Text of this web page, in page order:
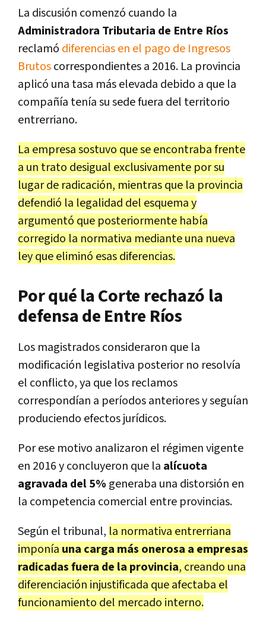
La discusión comenzó cuando la
Administradora Tributaria de Entre Ríos
reclamó diferencias en el pago de Ingresos
Brutoscorrespondientes a 2016. La provincia
aplicó una tasa más elevada debido a que la
compañía tenía su sede fuera del territorio
entrerriano.
La empresa sostuvo que se encontraba frente
a un trato desigual exclusivamente por su
lugar de radicación, mientras que la provincia
defendió la legalidad del esquema y
argumentó que posteriormente había
corregido la normativa mediante una nueva
ley que eliminó esas diferencias.
Por qué la Corte rechazó la
defensa de Entre Ríos
Los magistrados consideraron que la
modificación legislativa posterior no resolvía
el conflicto, ya que los reclamos
correspondían a períodos anteriores y seguían
produciendo efectos jurídicos.
Por ese motivo analizaron el régimen vigente
en 2016 y concluyeron que la alícuota
agravada del 5% generaba una distorsión en
la competencia comercial entre provincias.
Según el tribunal, la normativa entrerriana
imponía una carga más onerosa a empresas
radicadas fuera de la provincia, creando una
diferenciación injustificada que afectaba el
funcionamiento del mercado interno.